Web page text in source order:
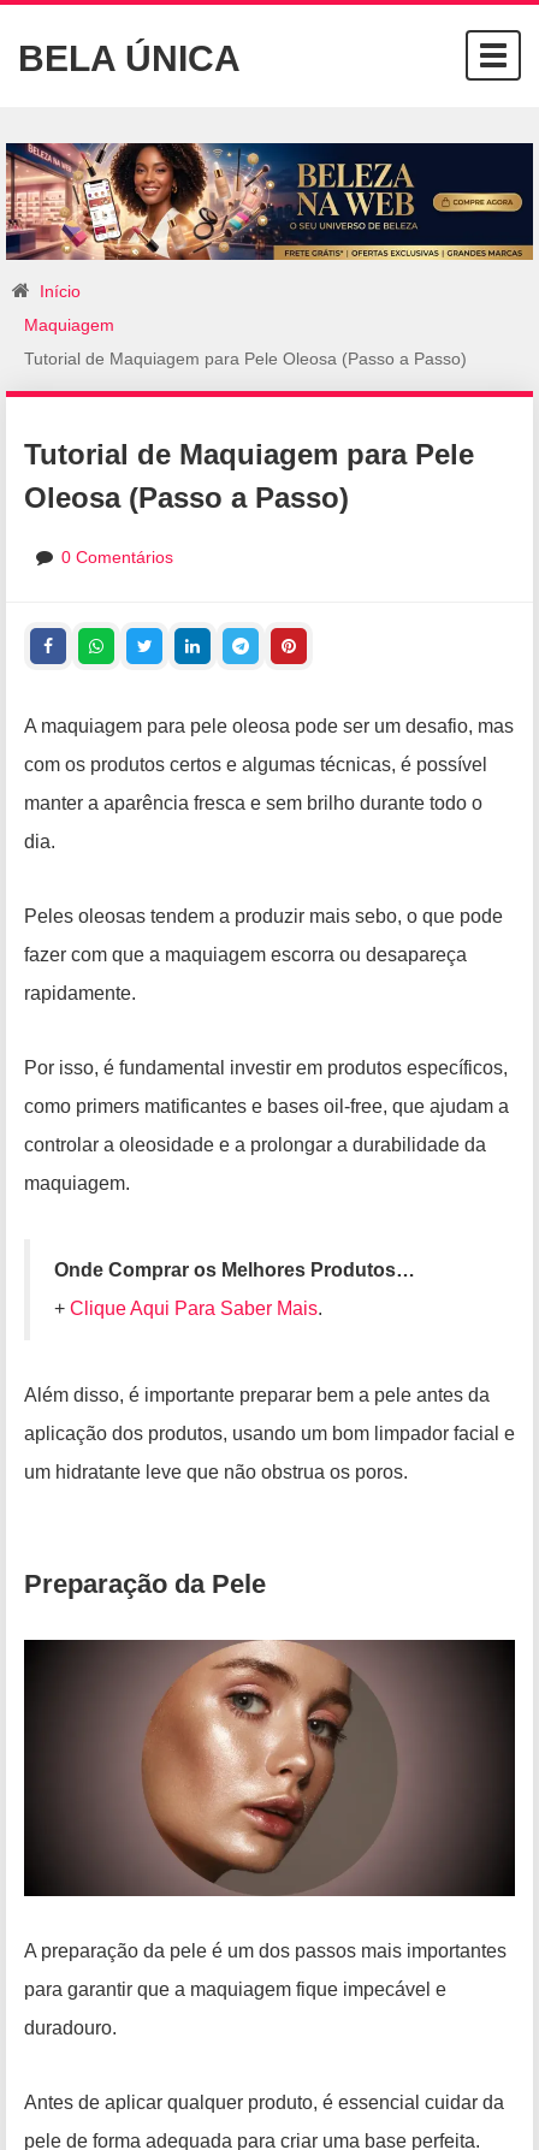
BELA ÚNICA
Início
Maquiagem
Tutorial de Maquiagem para Pele Oleosa (Passo a Passo)
Tutorial de Maquiagem para Pele
Oleosa (Passo a Passo)
0 Comentários
A maquiagem para pele oleosa pode ser um desafio, mas
com os produtos certos e algumas técnicas, é possível
manter a aparência fresca e sem brilho durante todo o
dia.
Peles oleosas tendem a produzir mais sebo, o que pode
fazer com que a maquiagem escorra ou desapareça
rapidamente.
Por isso, é fundamental investir em produtos específicos,
como primers matificantes e bases oil-free, que ajudam a
controlar a oleosidade e a prolongar a durabilidade da
maquiagem.
Onde Comprar os Melhores Produtos…
+ Clique Aqui Para Saber Mais.
Além disso, é importante preparar bem a pele antes da
aplicação dos produtos, usando um bom limpador facial e
um hidratante leve que não obstrua os poros.
Preparação da Pele
A preparação da pele é um dos passos mais importantes
para garantir que a maquiagem fique impecável e
duradouro.
Antes de aplicar qualquer produto, é essencial cuidar da
pele de forma adequada para criar uma base perfeita.